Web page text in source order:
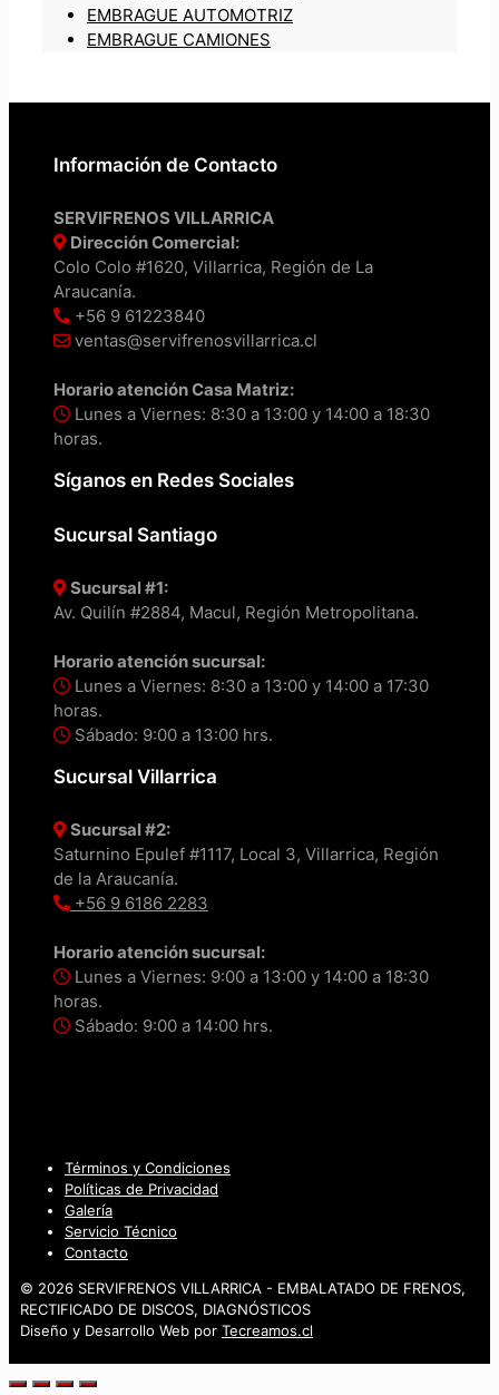
EMBRAGUE AUTOMOTRIZ
EMBRAGUE CAMIONES
Información de Contacto
SERVIFRENOS VILLARRICA
Dirección Comercial:
Colo Colo #1620, Villarrica, Región de La
Araucanía.
+56 9 61223840
ventas@servifrenosvillarrica.cl
Horario atención Casa Matriz:
Lunes a Viernes: 8:30 a 13:00 y 14:00 a 18:30
horas.
Síganos en Redes Sociales
Sucursal Santiago
Sucursal #1:
Av. Quilín #2884, Macul, Región Metropolitana.
Horario atención sucursal:
Lunes a Viernes: 8:30 a 13:00 y 14:00 a 17:30
horas.
Sábado: 9:00 a 13:00 hrs.
Sucursal Villarrica
Sucursal #2:
Saturnino Epulef #1117, Local 3, Villarrica, Región
de la Araucanía.
+56 9 6186 2283
Horario atención sucursal:
Lunes a Viernes: 9:00 a 13:00 y 14:00 a 18:30
horas.
Sábado: 9:00 a 14:00 hrs.
Términos y Condiciones
Políticas de Privacidad
Galería
Servicio Técnico
Contacto
© 2026 SERVIFRENOS VILLARRICA - EMBALATADO DE FRENOS,
RECTIFICADO DE DISCOS, DIAGNÓSTICOS
Diseño y Desarrollo Web por Tecreamos.cl